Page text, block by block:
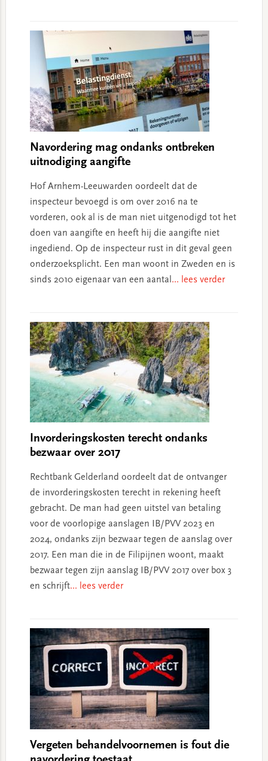
Navordering mag ondanks ontbreken
uitnodiging aangifte
Hof Arnhem-Leeuwarden oordeelt dat de
inspecteur bevoegd is om over 2016 na te
vorderen, ook al is de man niet uitgenodigd tot het
doen van aangifte en heeft hij die aangifte niet
ingediend. Op de inspecteur rust in dit geval geen
onderzoeksplicht. Een man woont in Zweden en is
sinds 2010 eigenaar van een aantal... lees verder
Invorderingskosten terecht ondanks
bezwaar over 2017
Rechtbank Gelderland oordeelt dat de ontvanger
de invorderingskosten terecht in rekening heeft
gebracht. De man had geen uitstel van betaling
voor de voorlopige aanslagen IB/PVV 2023 en
2024, ondanks zijn bezwaar tegen de aanslag over
2017. Een man die in de Filipijnen woont, maakt
bezwaar tegen zijn aanslag IB/PVV 2017 over box 3
en schrijft... lees verder
Vergeten behandelvoornemen is fout die